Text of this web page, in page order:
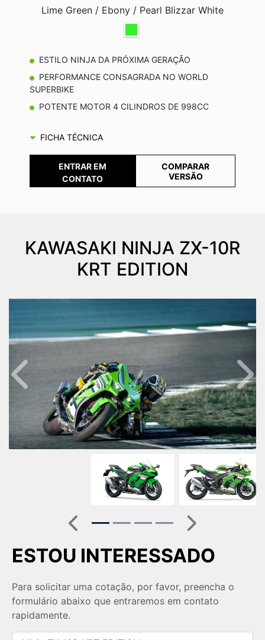
Lime Green / Ebony / Pearl Blizzar White
ESTILO NINJA DA PRÓXIMA GERAÇÃO
PERFORMANCE CONSAGRADA NO WORLD
SUPERBIKE
POTENTE MOTOR 4 CILINDROS DE 998CC
FICHA TÉCNICA
ENTRAR EM
CONTATO
COMPARAR
VERSÃO
KAWASAKI NINJA ZX-10R
KRT EDITION
ESTOU INTERESSADO
Para solicitar uma cotação, por favor, preencha o
formulário abaixo que entraremos em contato
rapidamente.
Anterior
Anterior Próximo